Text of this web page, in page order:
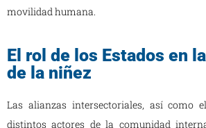
movilidad humana.
El rol de los Estados en
de la niñez
Las alianzas intersectoriales, así como
distintos actores de la comunidad